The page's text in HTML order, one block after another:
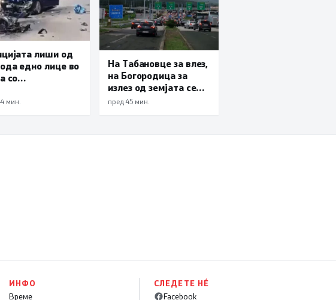
лиши од
едно лице во
со
во Скопје во
мин.
На Табановце за влез,
на Богородица за
излез од земјата се
чека по 30 минути
пред 45 мин.
ИНФО
Време
СЛЕДЕТЕ НÉ
Facebook